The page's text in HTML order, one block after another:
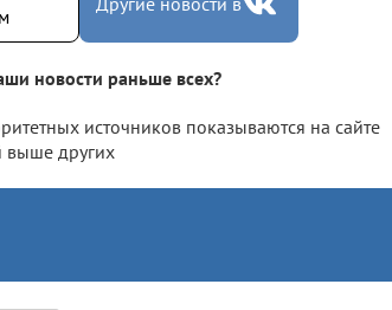
новости раньше всех?
источников показываются на сайте
выше других